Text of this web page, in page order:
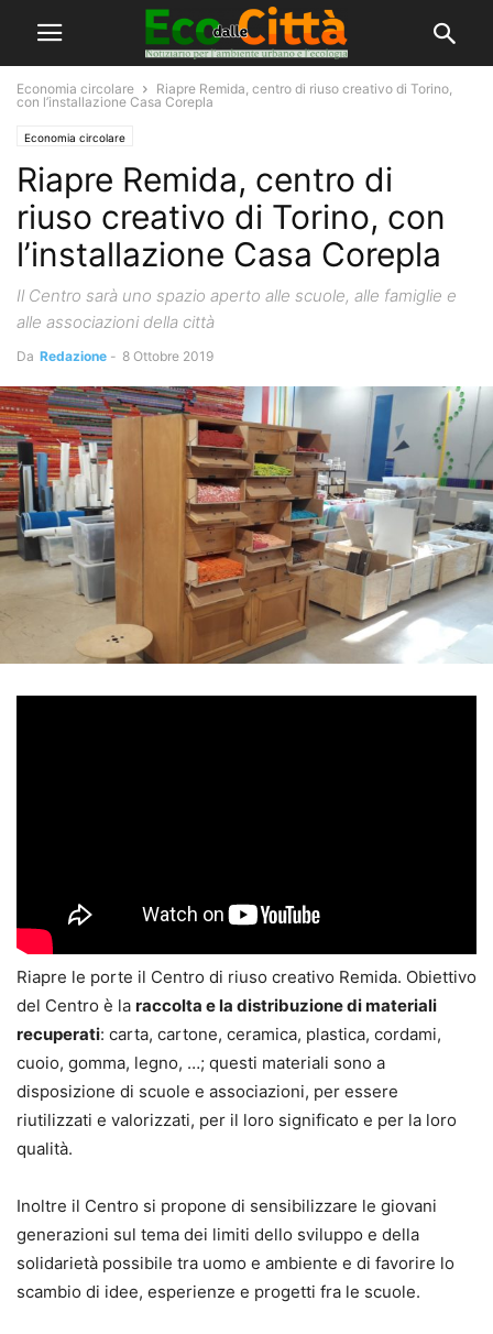
Economia circolare
Riapre Remida, centro di riuso creativo di Torino,
con l’installazione Casa Corepla
Economia circolare
Riapre Remida, centro di
riuso creativo di Torino, con
l’installazione Casa Corepla
Il Centro sarà uno spazio aperto alle scuole, alle famiglie e
alle associazioni della città
Da Redazione - 8 Ottobre 2019
Riapre le porte il Centro di riuso creativo Remida. Obiettivo
del Centro è la raccolta e la distribuzione di materiali
recuperati: carta, cartone, ceramica, plastica, cordami,
cuoio, gomma, legno, …; questi materiali sono a
disposizione di scuole e associazioni, per essere
riutilizzati e valorizzati, per il loro significato e per la loro
qualità.
Inoltre il Centro si propone di sensibilizzare le giovani
generazioni sul tema dei limiti dello sviluppo e della
solidarietà possibile tra uomo e ambiente e di favorire lo
scambio di idee, esperienze e progetti fra le scuole.